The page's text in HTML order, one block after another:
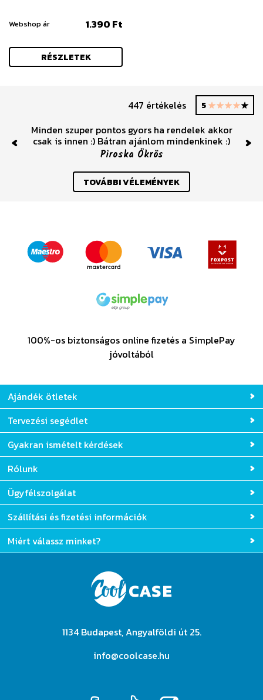
Webshop ár 1.390 Ft
RÉSZLETEK
447 értékelés 5
Minden szuper pontos gyors ha rendelek akkor
csak is innen :) Bátran ajánlom mindenkinek :)
Piroska Ökrös
TOVÁBBI VÉLEMÉNYEK
100%-os biztonságos online fizetés a SimplePay
Ajándék ötletek
Tervezési segédlet
Gyakran ismételt kérdések
Rólunk
Ügyfélszolgálat
Szállítási és fizetési információk
Miért válassz minket?